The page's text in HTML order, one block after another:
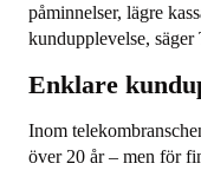
påminnelser, lägre
kundupplevelse,
Enklare
Inom
över 20 år – men för